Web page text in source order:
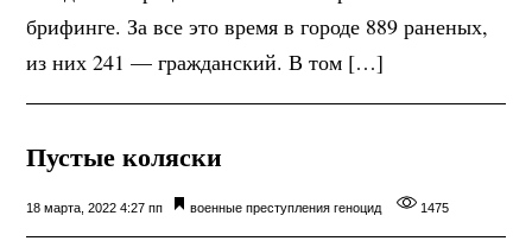
брифинге. За все это время в городе 889 раненых,
из них 241 — гражданский. В том […]
Пустые коляски
18 марта, 2022 4:27 пп военные преступления геноцид 1475